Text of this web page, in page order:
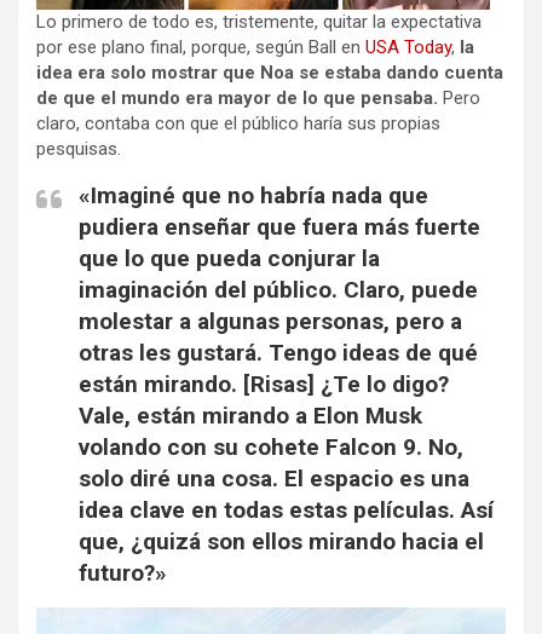
Lo primero de todo es, tristemente, quitar la expectativa
por ese plano final, porque, según Ball en USA Today, la
idea era solo mostrar que Noa se estaba dando cuenta
de que el mundo era mayor de lo que pensaba. Pero
claro, contaba con que el público haría sus propias
pesquisas.
«Imaginé que no habría nada que
pudiera enseñar que fuera más fuerte
que lo que pueda conjurar la
imaginación del público. Claro, puede
molestar a algunas personas, pero a
otras les gustará. Tengo ideas de qué
están mirando. [Risas] ¿Te lo digo?
Vale, están mirando a Elon Musk
volando con su cohete Falcon 9. No,
solo diré una cosa. El espacio es una
idea clave en todas estas películas. Así
que, ¿quizá son ellos mirando hacia el
futuro?»